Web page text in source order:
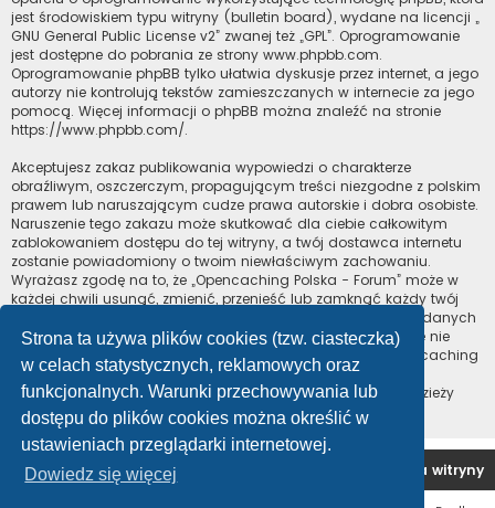
Strona ta używa plików cookies (tzw. ciasteczka)
w celach statystycznych, reklamowych oraz
funkcjonalnych. Warunki przechowywania lub
dostępu do plików cookies można określić w
ustawieniach przeglądarki internetowej.
Dowiedz się więcej
jest środowiskiem typu witryny (bulletin board), wydane na licencji „
GNU General Public License v2” zwanej też „GPL”. Oprogramowanie
jest dostępne do pobrania ze strony www.phpbb.com.
Oprogramowanie phpBB tylko ułatwia dyskusje przez internet, a jego
autorzy nie kontrolują tekstów zamieszczanych w internecie za jego
pomocą. Więcej informacji o phpBB można znaleźć na stronie
https://www.phpbb.com/.
Akceptujesz zakaz publikowania wypowiedzi o charakterze
obraźliwym, oszczerczym, propagującym treści niezgodne z polskim
prawem lub naruszającym cudze prawa autorskie i dobra osobiste.
Naruszenie tego zakazu może skutkować dla ciebie całkowitym
zablokowaniem dostępu do tej witryny, a twój dostawca internetu
zostanie powiadomiony o twoim niewłaściwym zachowaniu.
Wyrażasz zgodę na to, że „Opencaching Polska - Forum” może w
każdej chwili usunąć, zmienić, przenieść lub zamknąć każdy twój
temat, post. Wyrażasz zgodę na zapisywanie wszystkich podanych
przez ciebie informacji w naszej bazie danych. Informacje te nie
będą przekazywane nikomu bez twojej zgody, ale ani „Opencaching
Polska - Forum”, ani phpBB nie ponosi odpowiedzialności za
włamania do witryny, podczas których może dojść do kradzieży
danych.
Forum OC PL Strona główna Usuń ciasteczka witryny